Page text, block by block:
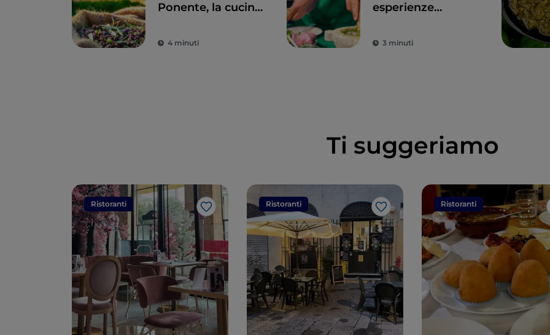
Ponente, la cucina
4 minuti
esperienze
nell’antica
3 minuti
Ti suggeriamo
Ristoranti
Like
Ristoranti
Like
Ristoranti